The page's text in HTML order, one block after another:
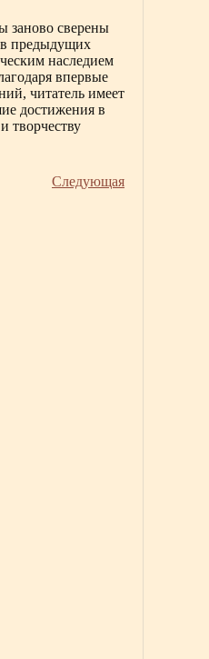
заново сверены
предыдущих
наследием
впервые
читатель имеет
достижения в
творчеству
Следующая